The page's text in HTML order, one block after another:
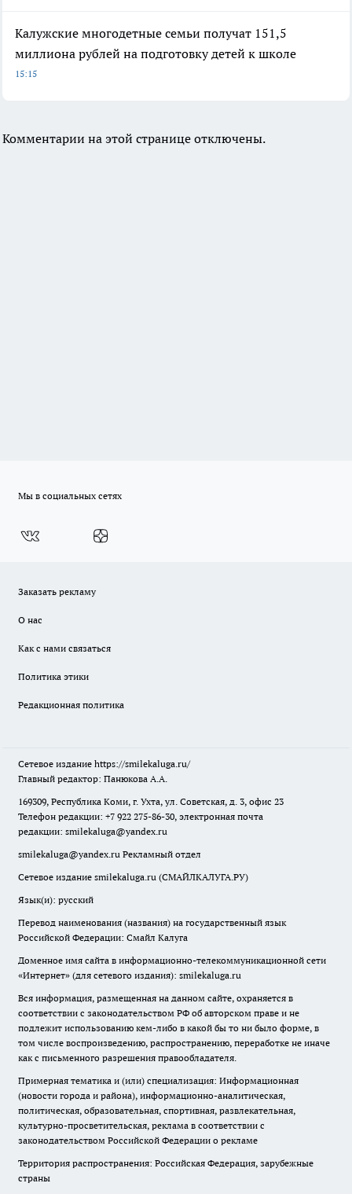
Калужские многодетные семьи получат 151,5
миллиона рублей на подготовку детей к школе
15:15
Комментарии на этой странице отключены.
Мы в социальных сетях
Заказать рекламу
О нас
Как с нами связаться
Политика этики
Редакционная политика
Сетевое издание https://smilekaluga.ru/
Главный редактор: Панюкова А.А.
169309, Республика Коми, г. Ухта, ул. Советская, д. 3, офис 23
Телефон редакции: +7 922 275-86-30, электронная почта
редакции: smilekaluga@yandex.ru
smilekaluga@yandex.ru Рекламный отдел
Сетевое издание smilekaluga.ru (СМАЙЛКАЛУГА.РУ)
Язык(и): русский
Перевод наименования (названия) на государственный язык
Российской Федерации: Смайл Калуга
Доменное имя сайта в информационно-телекоммуникационной сети
«Интернет» (для сетевого издания): smilekaluga.ru
Вся информация, размещенная на данном сайте, охраняется в
соответствии с законодательством РФ об авторском праве и не
подлежит использованию кем-либо в какой бы то ни было форме, в
том числе воспроизведению, распространению, переработке не иначе
как с письменного разрешения правообладателя.
Примерная тематика и (или) специализация: Информационная
(новости города и района), информационно-аналитическая,
политическая, образовательная, спортивная, развлекательная,
культурно-просветительская, реклама в соответствии с
законодательством Российской Федерации о рекламе
Территория распространения: Российская Федерация, зарубежные
страны